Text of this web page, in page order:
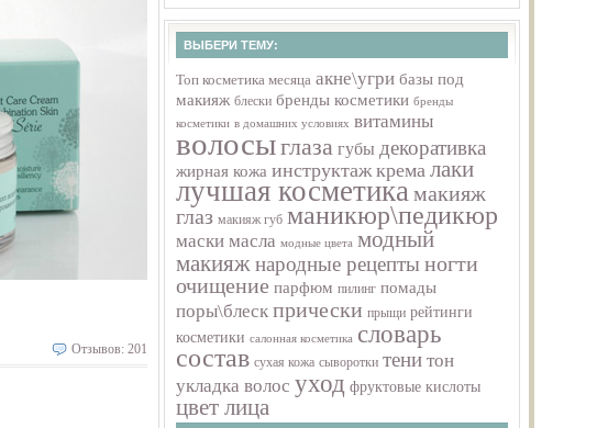
Отзывов: 201
ВЫБЕРИ ТЕМУ:
Топ косметика месяца акне\угри базы под
макияж блески бренды косметики бренды
косметики в домашних условиях витамины
волосыглаза губы декоративка
жирная кожа инструктаж крема лаки
лучшая косметикамакияж
глаз макияж губ маникюр\педикюр
маски масла модные цвета модный
макияж народные рецепты ногти
очищение парфюм пилинг помады
поры\блеск прически прыщи рейтинги
косметики салонная косметика словарь
состав сухая кожа сыворотки тени тон
укладка волос уход фруктовые кислоты
цвет лица